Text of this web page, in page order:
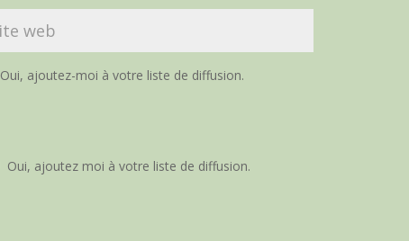
Oui, ajoutez-moi à votre liste de diffusion.
Oui, ajoutez moi à votre liste de diffusion.